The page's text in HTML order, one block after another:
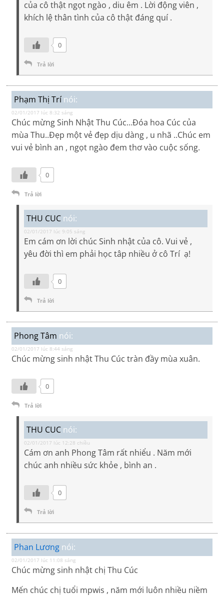
của cô thật ngọt ngào , diu êm . Lời động viên ,
khích lệ thân tình của cô thật đáng quí .
0
Trả lời
Phạm Thị Trí nói:
02/01/2017 lúc 8:32 sáng
Chúc mừng Sinh Nhật Thu Cúc…Đóa hoa Cúc của
mùa Thu..Đẹp một vẻ đẹp dịu dàng , u nhã ..Chúc em
vui vẻ bình an , ngọt ngào đem thơ vào cuộc sống.
0
Trả lời
THU CUC nói:
02/01/2017 lúc 9:05 sáng
Em cám ơn lời chúc Sinh nhật của cô. Vui vẻ ,
yêu đời thì em phải học tâp nhiều ở cô Trí ạ!
0
Trả lời
Phong Tâm nói:
02/01/2017 lúc 8:44 sáng
Chúc mừng sinh nhật Thu Cúc tràn đầy mùa xuân.
0
Trả lời
THU CUC nói:
02/01/2017 lúc 12:28 chiều
Cám ơn anh Phong Tâm rất nhiểu . Năm mới
chúc anh nhiều sức khỏe , bình an .
0
Trả lời
Phan Lương nói:
02/01/2017 lúc 11:08 sáng
Chúc mừng sinh nhật chị Thu Cúc
Mến chúc chị tuổi mpwis , năm mới luôn nhiều niềm